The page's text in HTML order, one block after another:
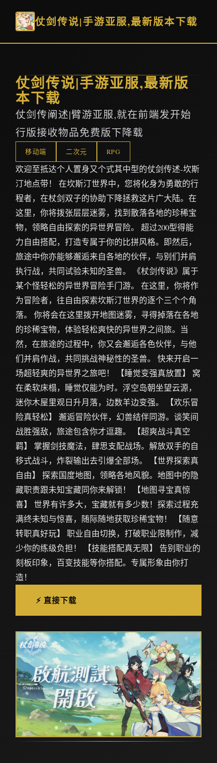
仗剑传说|手游亚服,最新版本下载
仗剑传说|手游亚服,最新版
本下载
仗剑传阐述|臂游亚服,就在前端发开始
行版接收物品免费版下降载
移动端 二次元 RPG
欢迎至抵达个人置身又个式其中型的仗剑传述-坎斯
汀地点带！ 在坎斯汀世界中，您将化身为勇敢的行
程者，在杖剑双子的协助下降拯救这片广大陆。在
这里，你将拨张层层迷雾，找到散落各地的珍稀宝
物，领略自由探索的异世界冒险。 超过200型得能
力自由搭配，打造专属于你的比拼风格。即然后，
旅途中你亦能够邂逅来自各地的伙伴，与别们并肩
执行战，共同试验未知的圣兽。 《杖剑传说》属于
某个怪轻松的异世界冒险手门游。 在这里，你将作
为冒险者，往自由探索坎斯汀世界的逐个三个个角
落。 你将会在这里拨开地图迷雾，寻得掉落在各地
的珍稀宝物，体验轻松爽快的异世界之间旅。当
然，在旅途的过程中，你又会邂逅各色伙伴，与他
们并肩作战，共同挑战神秘性的圣兽。 快来开启一
场超轻爽的异世界之旅吧！ 【睡觉变强真放置】 窝
在柔软床榻，睡觉仅能为时。浮空岛朝坐望云源，
迷你木屋里观日升月落，边数羊边变强。 【欢乐冒
险真轻松】 邂逅冒险伙伴，幻兽结伴同游。谈笑间
战胜强敌，旅途包含你才逗趣。 【超爽战斗真空
羁】 掌握剑技魔法，肆思支配战场。解放双手的自
移式战斗，炸裂输出去引爆全部场。 【世界探索真
自由】 探索国度地图，领略各地风貌。地图中的隐
藏职责跟未知宝藏同你来解锁！ 【地图寻宝真惊
喜】 世界有许多大，宝藏就有多少数！探索过程充
满终未知与惊喜，随际随地获取珍稀宝物！ 【随意
转职真好玩】 职业自由切换，打破职业限制作，减
少你的练级负担！ 【技能搭配真无限】 告别职业的
刻板印象，百变技能等你搭配。专属形象由你打
造！
⚡ 直接下载